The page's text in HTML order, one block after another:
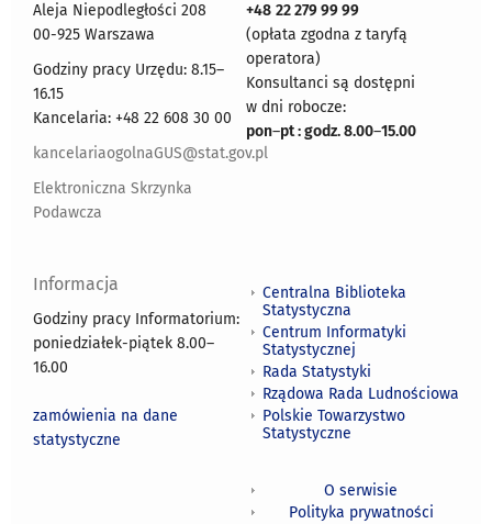
Aleja Niepodległości 208
00-925 Warszawa
Godziny pracy Urzędu: 8.15–
16.15
Kancelaria: +48 22 608 30 00
kancelariaogolnaGUS@stat.gov.pl
Elektroniczna Skrzynka
Podawcza
+48 22 279 99 99
(opłata zgodna z taryfą
operatora)
Konsultanci są dostępni
w dni robocze:
pon–pt : godz. 8.00–15.00
Informacja
Godziny pracy Informatorium:
poniedziałek-piątek 8.00–
16.00
zamówienia na dane
statystyczne
Centralna Biblioteka
Statystyczna
Centrum Informatyki
Statystycznej
Rada Statystyki
Rządowa Rada Ludnościowa
Polskie Towarzystwo
Statystyczne
O serwisie
Polityka prywatności